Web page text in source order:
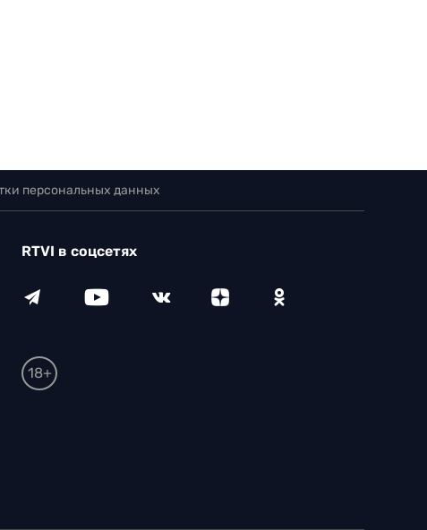
персональных данных
RTVI в соцсетях
18+